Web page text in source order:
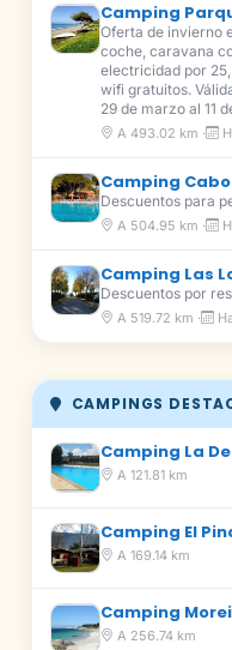
Camping
Oferta de invierno
coche, caravana
electricidad por
wifi gratuitos.
29 de marzo al 11
A 493.02 km ·
Camping
Descuentos para
A 504.95 km ·
Camping Las
Descuentos por
A 519.72 km ·
CAMPINGS
Camping La
A 121.81 km
Camping El
A 169.14 km
Camping
A 256.74 km